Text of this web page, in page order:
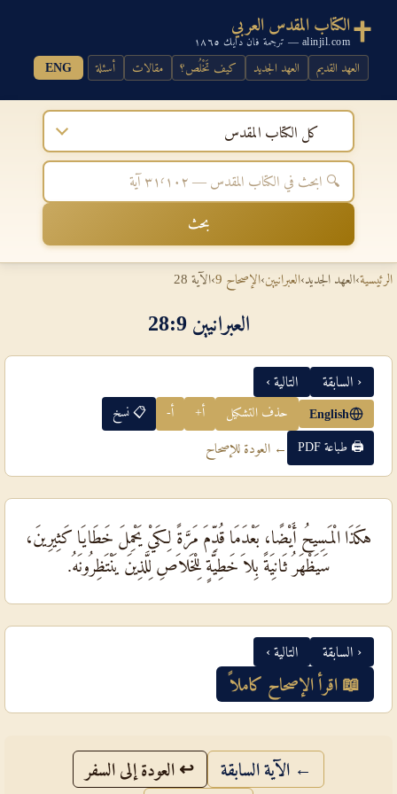
الكتاب المقدس العربي
alinjil.com — ترجمة فان دايك ١٨٦٥
العهد القديم العهد الجديد كيف تَخْلُص؟ مقالات أسئلة ENG
كل الكتاب المقدس
بحث
الرئيسية›العهد الجديد›العبرانيين›الإصحاح 9 ›الآية 28
العبرانيين 9‏:‏28
‹ السابقة التالية ›
English حذف التشكيل أ+ أ- 📋 نسخ
🖨 طباعة PDF ← العودة للإصحاح
هكَذَا الْمَسِيحُ أَيْضًا، بَعْدَمَا قُدِّمَ مَرَّةً لِكَيْ يَحْمِلَ خَطَايَا كَثِيرِينَ،
سَيَظْهَرُ ثَانِيَةً بِلاَ خَطِيَّةٍ لِلْخَلاَصِ لِلَّذِينَ يَنْتَظِرُونَهُ.
‹ السابقة التالية ›
📖 اقرأ الإصحاح كاملاً
← الآية السابقة ↩ العودة إلى السفر